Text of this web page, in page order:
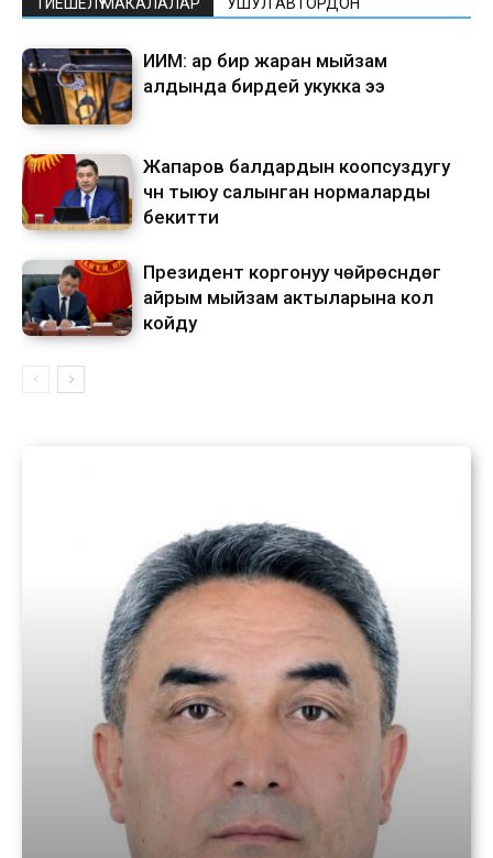
ИИМ: ар бир жаран мыйзам
алдында бирдей укукка ээ
Жапаров балдардын коопсуздугу
үчүн тыюу салынган нормаларды
бекитти
Президент коргонуу чөйрөсүндөгү
айрым мыйзам актыларына кол
койду